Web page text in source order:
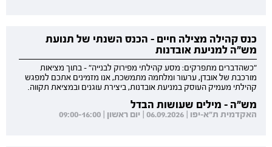
כנס קהילה מצילה חיים - הכנס השנתי של תנועת
מש"ה למניעת אובדנות
"כשהדברים מתפרקים: מסע קהילתי מפירוק לבנייה" - בתוך מציאות
מורכבת של אובדן, ערעור ומלחמה מתמשכת, אנו מזמינים אתכם למפגש
קהילתי מעמיק העוסק במניעת אובדנות, ביצירת עוגנים ובמציאת תקווה.
מש"ה - מילים שעושות הבדל
האקדמית ת"א-יפו | 06.09.2026 | יום ראשון | 09:00-16:00